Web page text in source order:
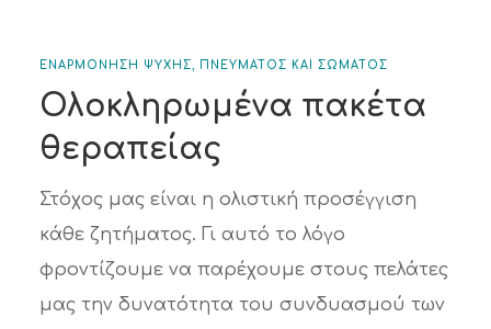
ΕΝΑΡΜΟΝΗΣΗ ΨΥΧΗΣ, ΠΝΕΥΜΑΤΟΣ ΚΑΙ ΣΩΜΑΤΟΣ
Ολοκληρωμένα πακέτα
θεραπείας
Στόχος μας είναι η ολιστική προσέγγιση
κάθε ζητήματος. Γι αυτό το λόγο
φροντίζουμε να παρέχουμε στους πελάτες
μας την δυνατότητα του συνδυασμού των